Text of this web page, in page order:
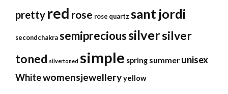
pretty red rose rose quartz sant jordi
secondchakrasemiprecioussilversilver
toned silvertoned simple spring summer unisex
Whitewomensjewelleryyellow